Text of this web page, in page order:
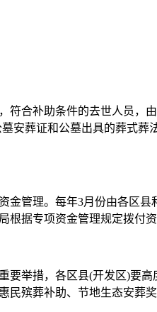
补助条件的去世人员，
安葬证和公墓出具的葬式
理。每年3月份由各区县
根据专项资金管理规定拨付资
措，各区县(开发区)要
殡葬补助、节地生态安葬